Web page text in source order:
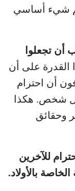
شيء أساسي
أن تجعلوا
القدرة على أن
أن احترام
شخص. هكذا
وحقائق
للآخرين
بالأولاد.